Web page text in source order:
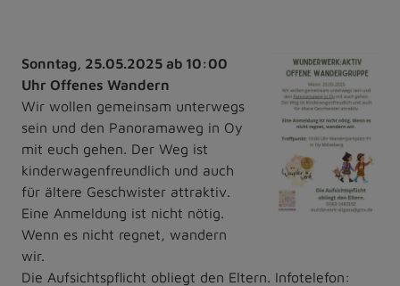
Sonntag, 25.05.2025 ab 10:00
Uhr Offenes Wandern
Wir wollen gemeinsam unterwegs
sein und den Panoramaweg in Oy
mit euch gehen. Der Weg ist
kinderwagenfreundlich und auch
für ältere Geschwister attraktiv.
Eine Anmeldung ist nicht nötig.
Wenn es nicht regnet, wandern
wir.
Die Aufsichtspflicht obliegt den Eltern. Infotelefon: